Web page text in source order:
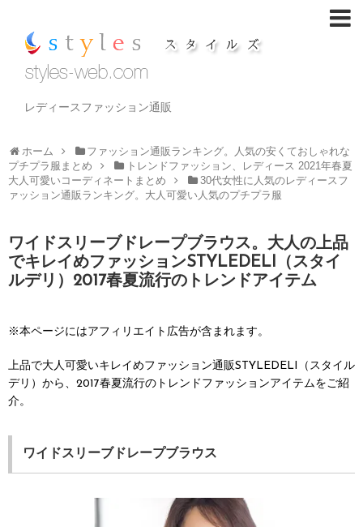
レディースファッション通販
ホーム
ファッション通販ランキング。人気の安くておしゃれな
プチプラ服まとめ
トレンドファッション、レディース 2021年春夏
大人可愛いコーディネートまとめ
30代女性に人気のレディースフ
ァッション通販ランキング。大人可愛い人気のプチプラ服
ワイドスリーブドレープブラウス。大人の上品
でキレイめファッションSTYLEDELI（スタイ
ルデリ）2017春夏流行のトレンドアイテム
※本ページにはアフィリエイト広告が含まれます。
上品で大人可愛いキレイめファッション通販STYLEDELI（スタイル
デリ）から、2017春夏流行のトレンドファッションアイテムをご紹
介。
ワイドスリーブドレープブラウス